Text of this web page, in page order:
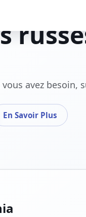
avez besoin,
En Savoir Plus